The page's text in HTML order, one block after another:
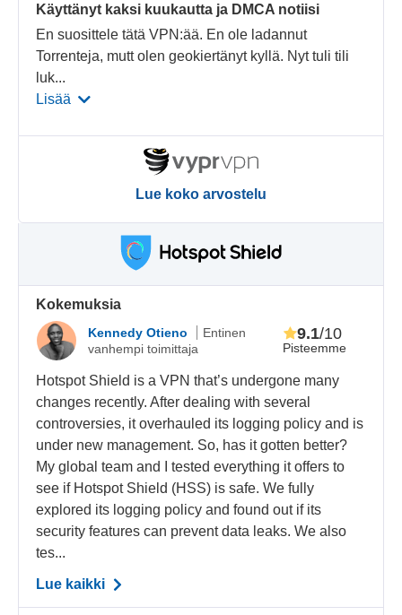
Käyttänyt kaksi kuukautta ja DMCA notiisi
En suosittele tätä VPN:ää. En ole ladannut
Torrenteja, mutt olen geokiertänyt kyllä. Nyt tuli tili
luk...
Lisää
Lue koko arvostelu
Kokemuksia
Kennedy Otieno
Entinen
vanhempi toimittaja
Pisteemme
9.1/10
Hotspot Shield is a VPN that’s undergone many
changes recently. After dealing with several
controversies, it overhauled its logging policy and is
under new management. So, has it gotten better?
My global team and I tested everything it offers to
see if Hotspot Shield (HSS) is safe. We fully
explored its logging policy and found out if its
security features can prevent data leaks. We also
tes...
Lue kaikki